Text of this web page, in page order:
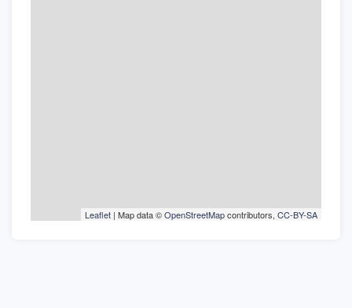
Leaflet | Map data ©OpenStreetMapcontributors, CC-BY-SA